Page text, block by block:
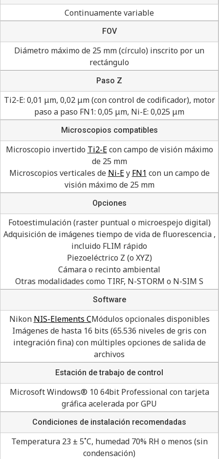
Continuamente variable
FOV
Diámetro máximo de 25 mm (círculo) inscrito por un
rectángulo
Paso Z
Ti2-E: 0,01 μm, 0,02 μm (con control de codificador), motor
paso a paso FN1: 0,05 μm, Ni-E: 0,025 μm
Microscopios compatibles
Microscopio invertido Ti2-Econ campo de visión máximo
de 25 mm
Microscopios verticales de Ni-Ey FN1 con un campo de
visión máximo de 25 mm
Opciones
Fotoestimulación (raster puntual o microespejo digital)
Adquisición de imágenes tiempo de vida de fluorescencia ,
incluido FLIM rápido
Piezoeléctrico Z (o XYZ)
Cámara o recinto ambiental
Otras modalidades como TIRF, N-STORM o N-SIM S
Software
Nikon NIS-Elements CMódulos opcionales disponibles
Imágenes de hasta 16 bits (65.536 niveles de gris con
integración fina) con múltiples opciones de salida de
archivos
Estación de trabajo de control
Microsoft Windows® 10 64bit Professional con tarjeta
gráfica acelerada por GPU
Condiciones de instalación recomendadas
Temperatura 23 ± 5˚C, humedad 70% RH o menos (sin
condensación)